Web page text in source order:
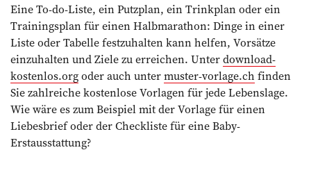
Eine To-do-Liste, ein ­Putzplan, ein Trinkplan oder ein
Trainingsplan für ­einen Halbmarathon: ­Dinge in einer
Liste oder Tabelle festzuhalten kann helfen, Vorsätze
einzu­halten und Ziele zu erreichen. Unterdownload-
kostenlos.orgoder auch untermuster-vorlage.ch finden
Sie zahlreiche ­kostenlose Vorlagen für jede Lebenslage.
Wie wäre es zum Beispiel mit der Vorlage für einen
Liebesbrief oder der Checkliste für eine Baby-
Erstausstattung?